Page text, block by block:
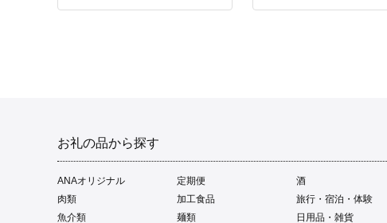
お礼の品から探す
ANAオリジナル 定期便
酒
肉類
加工食品
旅行・宿泊・体験
魚介類
麺類 日用品・雑貨